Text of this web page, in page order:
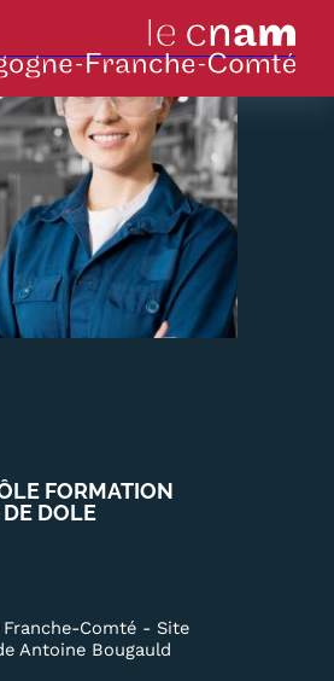
?
en Bourgogne Franche-
Cnam BFC
?
et centres Cnam en
FORMATION
DOLE
Comté - Site
Antoine Bougauld